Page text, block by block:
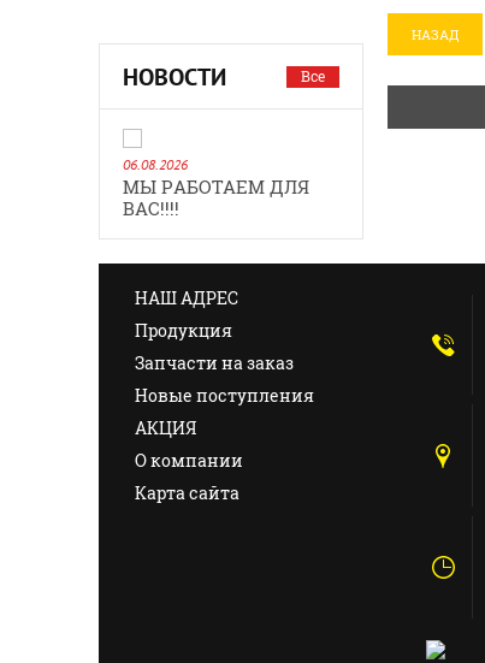
НОВОСТИ Все
06.08.2026
МЫ РАБОТАЕМ ДЛЯ
ВАС!!!!
НАЗАД
НАШ АДРЕС
Продукция
Запчасти на заказ
Новые поступления
АКЦИЯ
О компании
Карта сайта